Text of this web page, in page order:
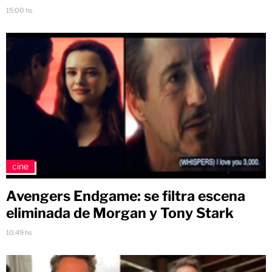
15:00 hs
cine
Avengers Endgame: se filtra escena
eliminada de Morgan y Tony Stark
10:49 hs